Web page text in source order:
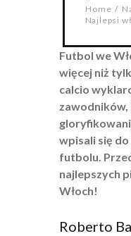
Home
Najlepsi
Futbol we
więcej niż
calcio
wpisali się
futbolu.
najlepszych
Włoch!
Roberto